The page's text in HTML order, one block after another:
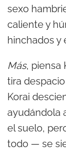
sexo
caliente y
hinchados y
Más, piensa
tira
Korai
ayudándola
el suelo,
todo — se